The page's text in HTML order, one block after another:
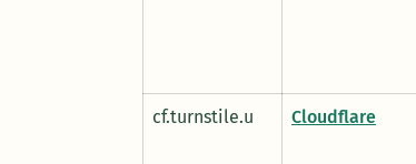
cf.turnstile.u Cloudflare